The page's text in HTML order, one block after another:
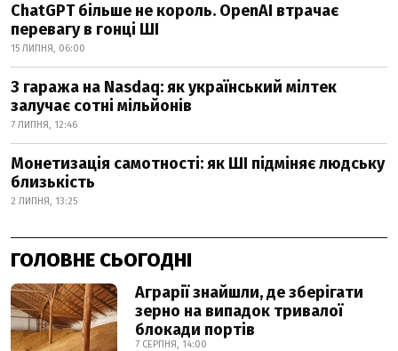
ChatGPT більше не король. OpenAI втрачає
перевагу в гонці ШІ
15 ЛИПНЯ, 06:00
З гаража на Nasdaq: як український мілтек
залучає сотні мільйонів
7 ЛИПНЯ, 12:46
Монетизація самотності: як ШІ підміняє людську
близькість
2 ЛИПНЯ, 13:25
ГОЛОВНЕ СЬОГОДНІ
Аграрії знайшли, де зберігати
зерно на випадок тривалої
блокади портів
7 СЕРПНЯ, 14:00